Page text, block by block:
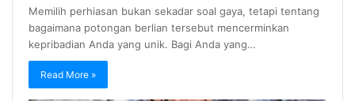
Memilih perhiasan bukan sekadar soal gaya, tetapi tentang
bagaimana potongan berlian tersebut mencerminkan
kepribadian Anda yang unik. Bagi Anda yang…
Read More »